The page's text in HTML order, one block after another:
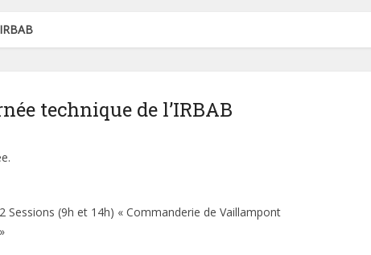
technique de l’IRBAB
2 Sessions (9h et 14h) « Commanderie de Vaillampont
»